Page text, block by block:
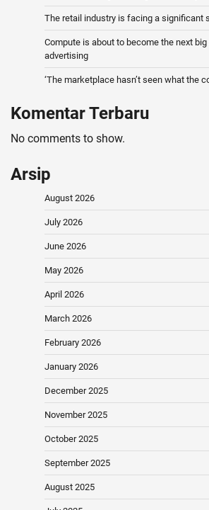
The retail industry is facing a significant
Compute is about to become the next
advertising
‘The marketplace hasn’t seen what the
Komentar Terbaru
No comments to show.
Arsip
August 2026
July 2026
June 2026
May 2026
April 2026
March 2026
February 2026
January 2026
December 2025
November 2025
October 2025
September 2025
August 2025